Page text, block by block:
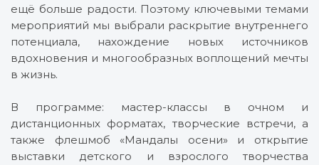
ещё больше радости. Поэтому ключевыми темами
мероприятий мы выбрали раскрытие внутреннего
потенциала, нахождение новых источников
вдохновения и многообразных воплощений мечты
в жизнь.
В программе: мастер-классы в очном и
дистанционных форматах, творческие встречи, а
также флешмоб «Мандалы осени» и открытие
выставки детского и взрослого творчества